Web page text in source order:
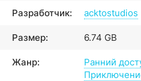
Разработчик: acktostudios
Размер: 6.74 GB
Жанр: Ранний